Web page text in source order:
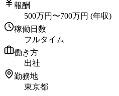
報酬
500万円 〜700万円 (年収)
稼働日数
フルタイム
働き方
出社
勤務地
東京都